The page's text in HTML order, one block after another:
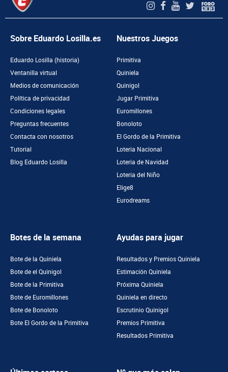
Sobre Eduardo Losilla.es
Eduardo Losilla (historia)
Ventanilla virtual
Medios de comunicación
Política de privacidad
Condiciones legales
Preguntas frecuentes
Contacta con nosotros
Tutorial
Blog Eduardo Losilla
Nuestros Juegos
Primitiva
Quiniela
Quinigol
Jugar Primitiva
Euromillones
Bonoloto
El Gordo de la Primitiva
Loteria Nacional
Loteria de Navidad
Loteria del Niño
Elige8
Eurodreams
Botes de la semana
Bote de la Quiniela
Bote de el Quinigol
Bote de la Primitiva
Bote de Euromillones
Bote de Bonoloto
Bote El Gordo de la Primitiva
Ayudas para jugar
Resultados y Premios Quiniela
Estimación Quiniela
Próxima Quiniela
Quiniela en directo
Escrutinio Quinigol
Premios Primitiva
Resultados Primitiva